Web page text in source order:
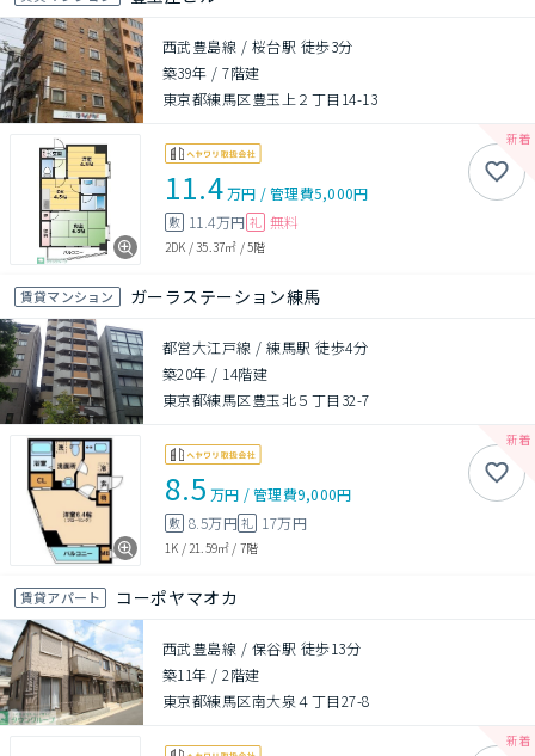
西武豊島線 / 桜台駅 徒歩3分
築39年 /7階建
東京都練馬区豊玉上２丁目14-13
11.4万円 /管理費5,000円
敷 11.4万円 礼 無料
2DK /35.37㎡ /5階
賃貸マンション ガーラステーション練馬
都営大江戸線 / 練馬駅 徒歩4分
築20年 / 14階建
東京都練馬区豊玉北５丁目32-7
8.5 万円 /管理費9,000円
敷 8.5万円礼 17万円
1K /21.59㎡ / 7階
賃貸アパート コーポヤマオカ
西武豊島線 / 保谷駅 徒歩13分
築11年 /2階建
東京都練馬区南大泉４丁目27-8